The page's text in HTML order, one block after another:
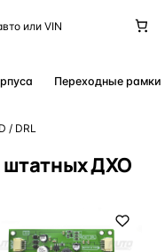
Переходные рамки
/ DRL
штатных ДХО